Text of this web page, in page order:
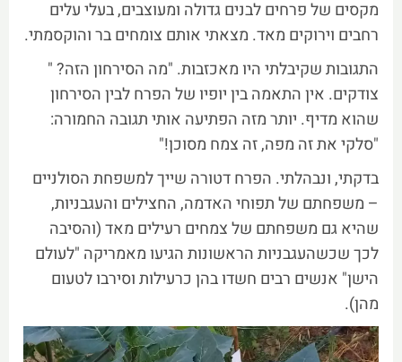
מקסים של פרחים לבנים גדולה ומעוצבים, בעלי עלים
רחבים וירוקים מאד. מצאתי אותם צומחים בר והוקסמתי.
התגובות שקיבלתי היו מאכזבות. "מה הסירחון הזה? "
צודקים. אין התאמה בין יופיו של הפרח לבין הסירחון
שהוא מדיף. יותר מזה הפתיעה אותי תגובה החמורה:
"סלקי את זה מפה, זה צמח מסוכן!"
בדקתי, ונבהלתי. הפרח דטורה שייך למשפחת הסולניים
– משפחתם של תפוחי האדמה, החצילים והעגבניות,
שהיא גם משפחתם של צמחים רעילים מאד (והסיבה
לכך שכשהעגבניות הראשונות הגיעו מאמריקה "לעולם
הישן" אנשים רבים חשדו בהן כרעילות וסירבו לטעום
מהן).